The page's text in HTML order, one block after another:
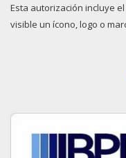
Esta autorización incluye
visible un ícono, logo o